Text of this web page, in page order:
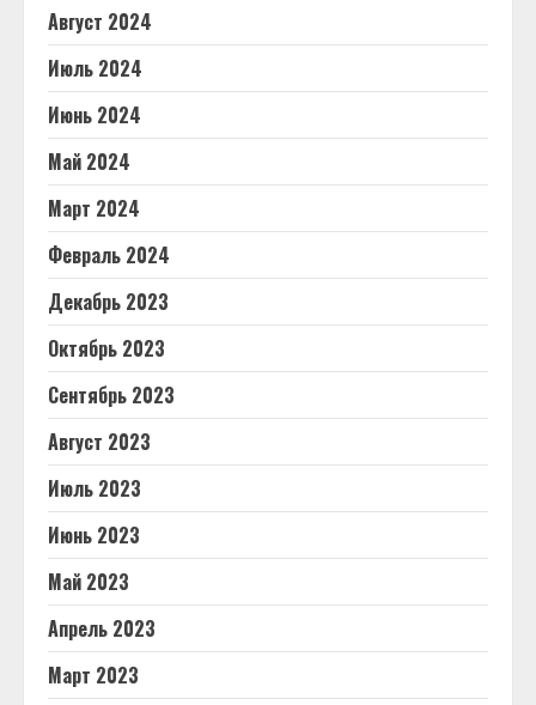
Август 2024
Июль 2024
Июнь 2024
Май 2024
Март 2024
Февраль 2024
Декабрь 2023
Октябрь 2023
Сентябрь 2023
Август 2023
Июль 2023
Июнь 2023
Май 2023
Апрель 2023
Март 2023